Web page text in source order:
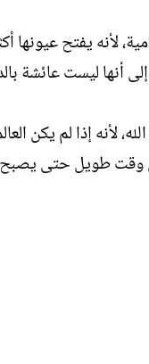
لأنه يفتح
إلى أنها ليست
لأنه إذا لم يكن
طويل حتى يصبح